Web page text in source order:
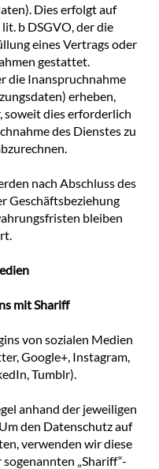
Dies erfolgt auf
b DSGVO, der die
eines Vertrags oder
gestattet.
die Inanspruchnahme
erheben,
soweit dies erforderlich
des Dienstes zu
nach Abschluss des
Geschäftsbeziehung
bleiben
mit Shariff
von sozialen Medien
Google+, Instagram,
Tumblr).
anhand der jeweiligen
den Datenschutz auf
verwenden wir diese
„Shariff“-